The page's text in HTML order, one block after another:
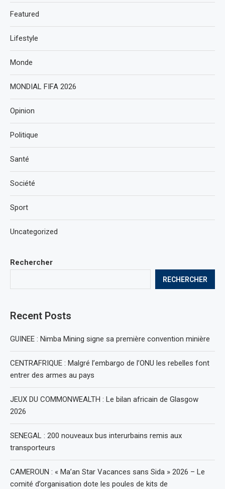
Rechercher
RECHERCHER
Recent Posts
GUINEE : Nimba Mining signe sa première convention minière
CENTRAFRIQUE : Malgré l’embargo de l’ONU les rebelles font
entrer des armes au pays
JEUX DU COMMONWEALTH : Le bilan africain de Glasgow
2026
SENEGAL : 200 nouveaux bus interurbains remis aux
transporteurs
CAMEROUN : « Ma’an Star Vacances sans Sida » 2026 – Le
comité d’organisation dote les poules de kits de
Featured
Lifestyle
Monde
MONDIAL FIFA 2026
Opinion
Politique
Santé
Société
Sport
Uncategorized